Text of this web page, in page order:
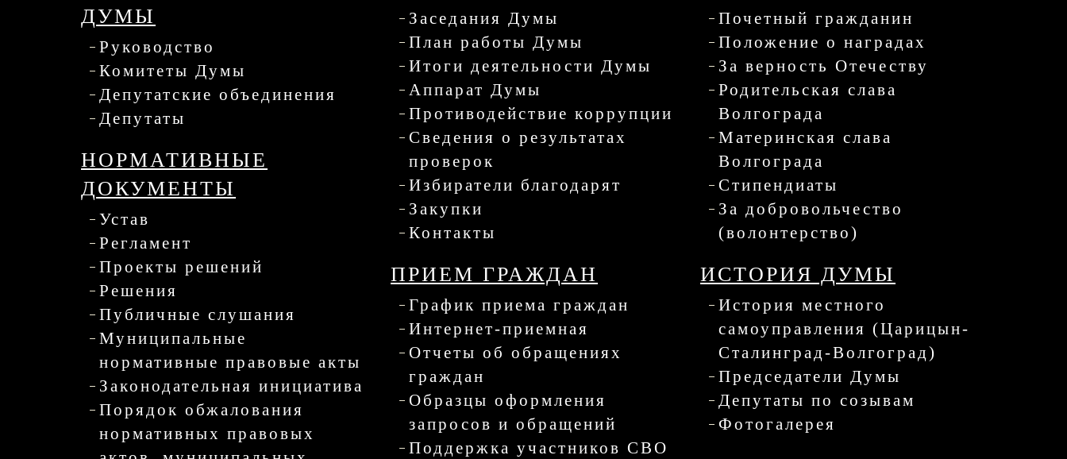
ДУМЫ
Руководство
Комитеты Думы
Депутатские объединения
Депутаты
НОРМАТИВНЫЕ
ДОКУМЕНТЫ
Устав
Регламент
Проекты решений
Решения
Публичные слушания
Муниципальные
нормативные правовые акты
Законодательная инициатива
Порядок обжалования
нормативных правовых
Заседания Думы
План работы Думы
Итоги деятельности Думы
Аппарат Думы
Противодействие коррупции
Сведения о результатах
проверок
Избиратели благодарят
Закупки
Контакты
ПРИЕМ ГРАЖДАН
График приема граждан
Интернет-приемная
Отчеты об обращениях
граждан
Образцы оформления
запросов и обращений
Поддержка участников СВО
Почетный гражданин
Положение о наградах
За верность Отечеству
Родительская слава
Волгограда
Материнская слава
Волгограда
Стипендиаты
За добровольчество
(волонтерство)
ИСТОРИЯ ДУМЫ
История местного
самоуправления (Царицын-
Сталинград-Волгоград)
Председатели Думы
Депутаты по созывам
Фотогалерея